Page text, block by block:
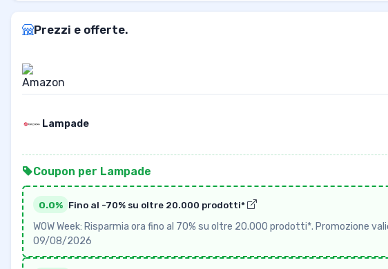
Prezzi e offerte.
Lampade
Coupon per Lampade
0.0% Fino al -70% su oltre 20.000 prodotti*
WOW Week: Risparmia ora fino al 70% su oltre 20.000 prodotti*.
09/08/2026